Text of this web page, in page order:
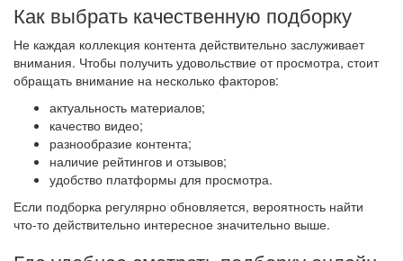
Как выбрать качественную подборку
Не каждая коллекция контента действительно заслуживает
внимания. Чтобы получить удовольствие от просмотра, стоит
обращать внимание на несколько факторов:
актуальность материалов;
качество видео;
разнообразие контента;
наличие рейтингов и отзывов;
удобство платформы для просмотра.
Если подборка регулярно обновляется, вероятность найти
что-то действительно интересное значительно выше.